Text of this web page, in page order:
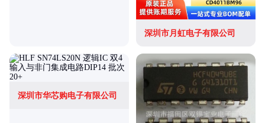
深圳市月虹电子有限公司
深圳市华芯购电子有限公司